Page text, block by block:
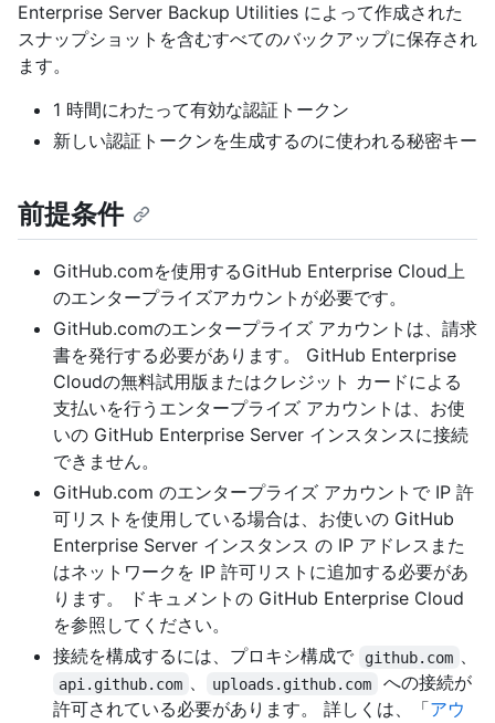
Enterprise Server Backup Utilities によって作成された
スナップショットを含むすべてのバックアップに保存され
ます。
1 時間にわたって有効な認証トークン
新しい認証トークンを生成するのに使われる秘密キー
前提条件
GitHub.comを使用するGitHub Enterprise Cloud上
のエンタープライズアカウントが必要です。
GitHub.comのエンタープライズ アカウントは、請求
書を発行する必要があります。 GitHub Enterprise
Cloudの無料試用版またはクレジット カードによる
支払いを行うエンタープライズ アカウントは、お使
いの GitHub Enterprise Server インスタンスに接続
できません。
GitHub.com のエンタープライズ アカウントで IP 許
可リストを使用している場合は、お使いの GitHub
Enterprise Server インスタンス の IP アドレスまた
はネットワークを IP 許可リストに追加する必要があ
ります。
ドキュメントの GitHub Enterprise Cloud
を参照してください。
接続を構成するには、プロキシ構成で
github.com 、
api.github.com 、 uploads.github.com
への接続が
許可されている必要があります。 詳しくは、「アウ